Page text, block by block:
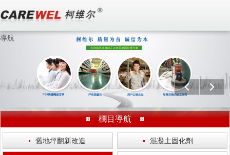
導航
歡迎訪問 無錫柯維爾涂裝工程有限公司 官方網站！ 分享：
上一個 下一個
欄目導航
·
舊地坪翻新改造 ·
混凝土固化劑